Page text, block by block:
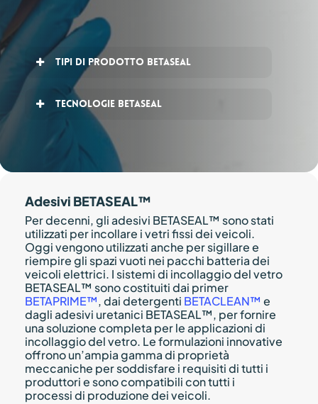
Tipi di prodotto Betaseal
Adesivo elastomerico
Adesivo strutturale
Tecnologie Betaseal
Adesivi epossidici
Adesivi sigillanti poliuretanici
Adesivi BETASEAL™
Per decenni, gli adesivi BETASEAL™ sono stati
utilizzati per incollare i vetri fissi dei veicoli.
Oggi vengono utilizzati anche per sigillare e
riempire gli spazi vuoti nei pacchi batteria dei
veicoli elettrici. I sistemi di incollaggio del vetro
BETASEAL™ sono costituiti dai primer
BETAPRIME™, dai detergenti BETACLEAN™ e
dagli adesivi uretanici BETASEAL™, per fornire
una soluzione completa per le applicazioni di
incollaggio del vetro. Le formulazioni innovative
offrono un’ampia gamma di proprietà
meccaniche per soddisfare i requisiti di tutti i
produttori e sono compatibili con tutti i
processi di produzione dei veicoli.